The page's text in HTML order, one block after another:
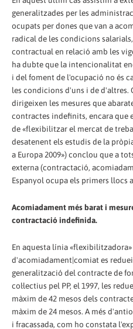
generalitzades per les
ocupats per dones que van a
radical de les condicions
contractual en relació amb les
ha dubte que la intencionalitat
i del foment de l'ocupació no és
les condicions d'uns i de d'altres.
dirigeixen les mesures que
contractes indefinits, encara que
de «flexibilitzar el mercat de
desatenent els estudis de la
a Europa 2009») conclou que a
externa (contractació,
Espanyol ocupa els primers llocs
Acomiadament més barat i
contractació indefinida.
En aquesta línia
d'acomiadament|comiat es
generalització del contracte de
col·lectius pel PP, el 1997, les
màxim de 42 mesos dels
màxim de 24 mesos. A més
i fracassada, com ho constata